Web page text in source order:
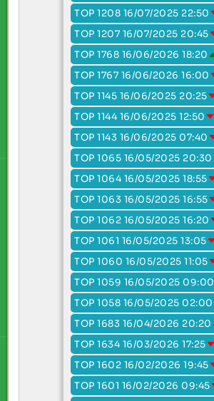
TOP 1208 16/07/2025 22:50
TOP 1207 16/07/2025 20:45
TOP 1768 16/06/2026 18:20
TOP 1767 16/06/2026 16:00
TOP 1145 16/06/2025 20:25
TOP 1144 16/06/2025 12:50
TOP 1143 16/06/2025 07:40
TOP 1065 16/05/2025 20:30
TOP 1064 16/05/2025 18:55
TOP 1063 16/05/2025 16:55
TOP 1062 16/05/2025 16:20
TOP 1061 16/05/2025 13:05
TOP 1060 16/05/2025 11:05
TOP 1059 16/05/2025 09:00
TOP 1058 16/05/2025 02:00
TOP 1683 16/04/2026 20:20
TOP 1634 16/03/2026 17:25
TOP 1602 16/02/2026 19:45
TOP 1601 16/02/2026 09:45